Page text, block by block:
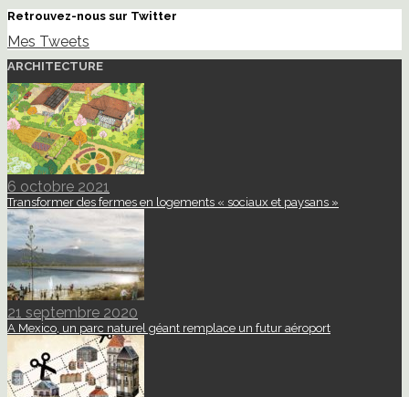
Retrouvez-nous sur Twitter
Mes Tweets
ARCHITECTURE
6 octobre 2021
Transformer des fermes en logements « sociaux et paysans »
21 septembre 2020
A Mexico, un parc naturel géant remplace un futur aéroport